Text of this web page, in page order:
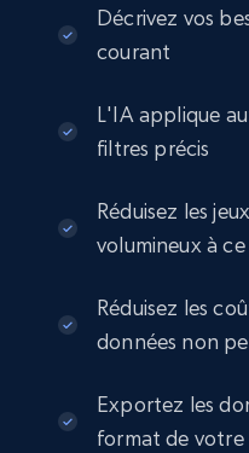
2.5K+
URL, Product id, Title,
Seller reviews,
eCommerce
2.5K+ 358+
Décrivez vos
courant
L'IA applique
filtres précis
Réduisez les
volumineux à
Réduisez les
données non
Exportez les
format de votre